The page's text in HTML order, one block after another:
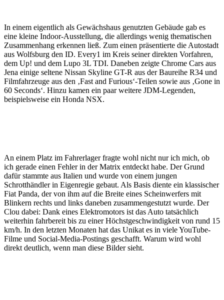
In einem eigentlich als Gewächshaus genutzten Gebäude gab es
eine kleine Indoor-Ausstellung, die allerdings wenig thematischen
Zusammenhang erkennen ließ. Zum einen präsentierte die Autostadt
aus Wolfsburg den ID. Every1 im Kreis seiner direkten Vorfahren,
dem Up! und dem Lupo 3L TDI. Daneben zeigte Chrome Cars aus
Jena einige seltene Nissan Skyline GT-R aus der Baureihe R34 und
Filmfahrzeuge aus den ‚Fast and Furious‘-Teilen sowie aus ‚Gone in
60 Seconds‘. Hinzu kamen ein paar weitere JDM-Legenden,
beispielsweise ein Honda NSX.
An einem Platz im Fahrerlager fragte wohl nicht nur ich mich, ob
ich gerade einen Fehler in der Matrix entdeckt habe. Der Grund
dafür stammte aus Italien und wurde von einem jungen
Schrotthändler in Eigenregie gebaut. Als Basis diente ein klassischer
Fiat Panda, der von ihm auf die Breite eines Scheinwerfers mit
Blinkern rechts und links daneben zusammengestutzt wurde. Der
Clou dabei: Dank eines Elektromotors ist das Auto tatsächlich
weiterhin fahrbereit bis zu einer Höchstgeschwindigkeit von rund 15
km/h. In den letzten Monaten hat das Unikat es in viele YouTube-
Filme und Social-Media-Postings geschafft. Warum wird wohl
direkt deutlich, wenn man diese Bilder sieht.